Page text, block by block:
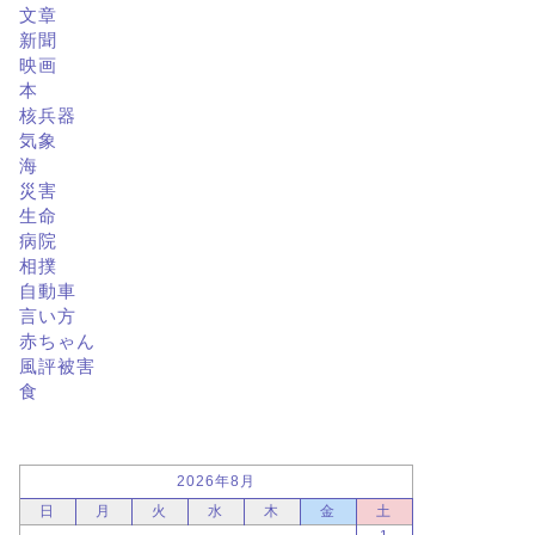
文章
新聞
映画
本
核兵器
気象
海
災害
生命
病院
相撲
自動車
言い方
赤ちゃん
風評被害
食
2026年8月
日
月 火 水 木 金
土